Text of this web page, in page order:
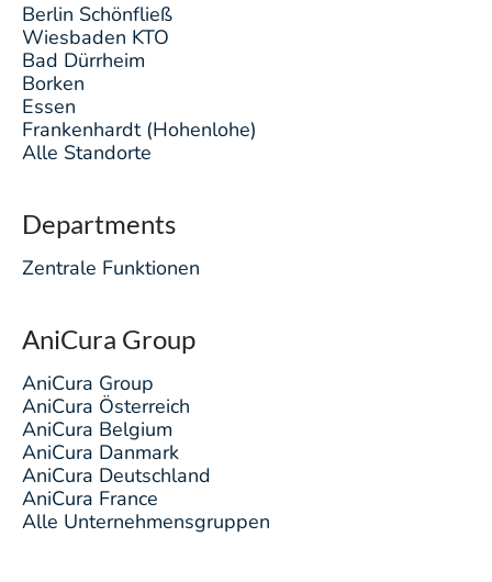
Berlin Schönfließ
Wiesbaden KTO
Bad Dürrheim
Borken
Essen
Frankenhardt (Hohenlohe)
Alle Standorte
Departments
Zentrale Funktionen
AniCura Group
AniCura Group
AniCura Österreich
AniCura Belgium
AniCura Danmark
AniCura Deutschland
AniCura France
Alle Unternehmensgruppen